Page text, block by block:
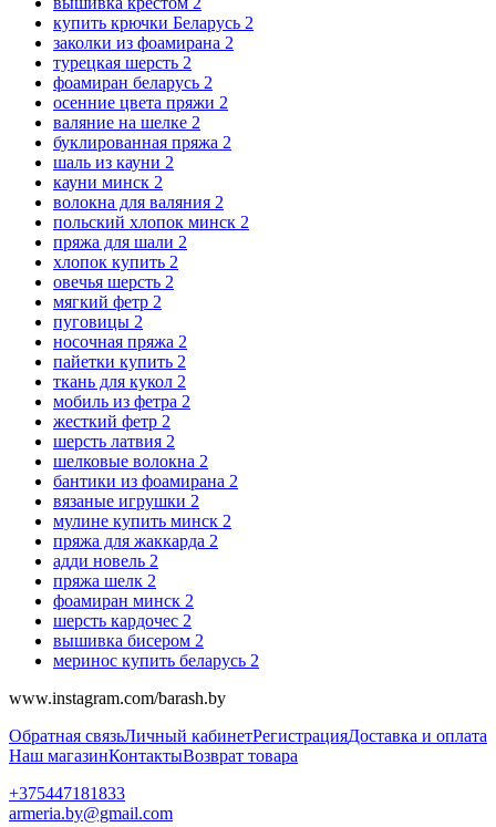
купить крючки Беларусь 2
заколки из фоамирана 2
турецкая шерсть 2
фоамиран беларусь 2
осенние цвета пряжи 2
валяние на шелке 2
буклированная пряжа 2
шаль из кауни 2
кауни минск 2
волокна для валяния 2
польский хлопок минск 2
пряжа для шали 2
хлопок купить 2
овечья шерсть 2
мягкий фетр 2
пуговицы 2
носочная пряжа 2
пайетки купить 2
ткань для кукол 2
мобиль из фетра 2
жесткий фетр 2
шерсть латвия 2
шелковые волокна 2
бантики из фоамирана 2
вязаные игрушки 2
мулине купить минск 2
пряжа для жаккарда 2
адди новель 2
пряжа шелк 2
фоамиран минск 2
шерсть кардочес 2
вышивка бисером 2
меринос купить беларусь 2
www.instagram.com/barash.by
Обратная связьЛичный кабинетРегистрацияДоставка и оплата
Наш магазинКонтактыВозврат товара
+375447181833
armeria.by@gmail.com